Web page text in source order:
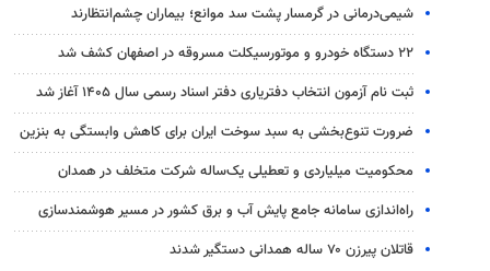
شیمی‌درمانی در گرمسار پشت سد موانع؛ بیماران چشم‌انتظارند
۲۲ دستگاه خودرو و موتورسیکلت مسروقه در اصفهان کشف شد
ثبت نام آزمون انتخاب دفتریاری دفتر اسناد رسمی سال ۱۴۰۵ آغاز شد
ضرورت تنوع‌بخشی به سبد سوخت ایران برای کاهش وابستگی به بنزین
محکومیت میلیاردی و تعطیلی یک‌ساله شرکت متخلف در همدان
راه‌اندازی سامانه جامع پایش آب و برق کشور در مسیر هوشمندسازی
قاتلان پیرزن ۷۰ ساله همدانی دستگیر شدند